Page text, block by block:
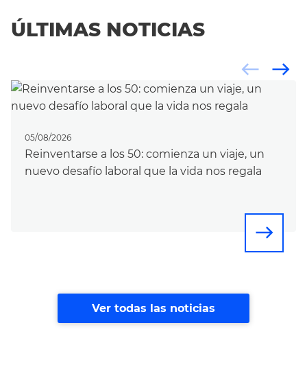
ÚLTIMAS NOTICIAS
05/08/2026
Reinventarse a los 50: comienza un viaje, un
nuevo desafío laboral que la vida nos regala
east
east
west
Ver todas las noticias